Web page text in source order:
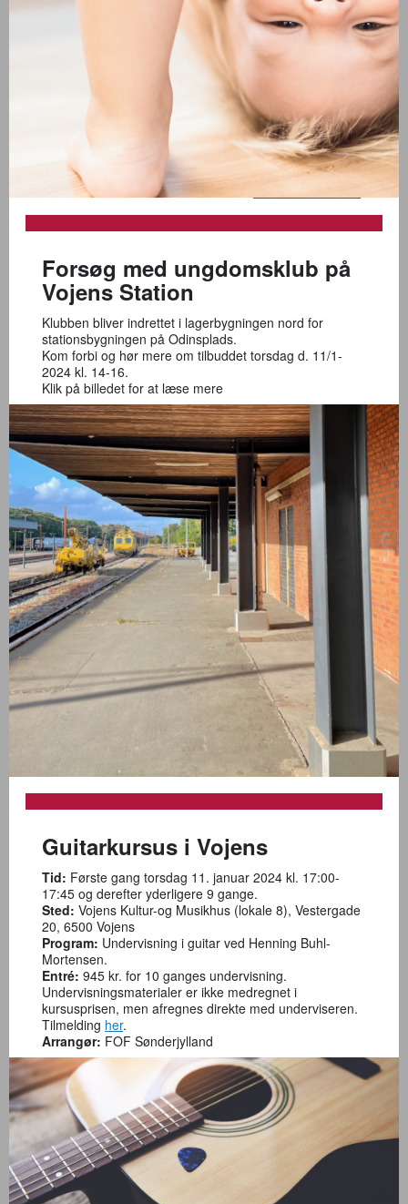
Forsøg med ungdomsklub på
Vojens Station
Klubben bliver indrettet i lagerbygningen nord for
stationsbygningen på Odinsplads.
Kom forbi og hør mere om tilbuddet torsdag d. 11/1-
2024 kl. 14-16.
Klik på billedet for at læse mere
Guitarkursus i Vojens
Tid: Første gang torsdag 11. januar 2024 kl. 17:00-
17:45 og derefter yderligere 9 gange.
Sted: Vojens Kultur-og Musikhus (lokale 8), Vestergade
20, 6500 Vojens
Program: Undervisning i guitar ved Henning Buhl-
Mortensen.
Entré: 945 kr. for 10 ganges undervisning.
Undervisningsmaterialer er ikke medregnet i
kursusprisen, men afregnes direkte med underviseren.
Tilmelding her.
Arrangør: FOF Sønderjylland